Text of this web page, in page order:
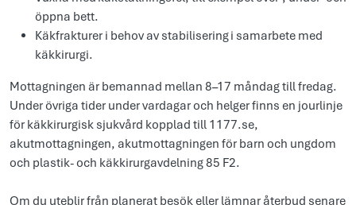
öppna bett.
Käkfrakturer i behov av stabilisering i samarbete med
käkkirurgi.
Mottagningen är bemannad mellan 8–17 måndag till fredag.
Under övriga tider under vardagar och helger finns en jourlinje
för käkkirurgisk sjukvård kopplad till 1177.se,
akutmottagningen, akutmottagningen för barn och ungdom
och plastik- och käkkirurgavdelning 85 F2.
Om du uteblir från planerat besök eller lämnar återbud senare